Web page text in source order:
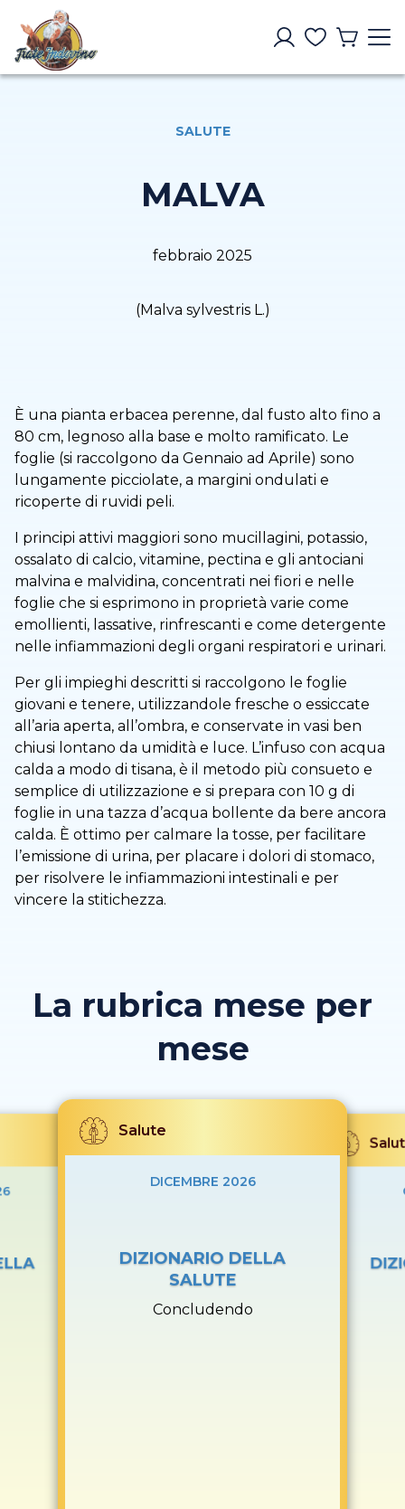
SALUTE
MALVA
febbraio 2025
(Malva sylvestris L.)
È una pianta erbacea perenne, dal fusto alto fino a
80 cm, legnoso alla base e molto ramificato. Le
foglie (si raccolgono da Gennaio ad Aprile) sono
lungamente picciolate, a margini ondulati e
ricoperte di ruvidi peli.
I principi attivi maggiori sono mucillagini, potassio,
ossalato di calcio, vitamine, pectina e gli antociani
malvina e malvidina, concentrati nei fiori e nelle
foglie che si esprimono in proprietà varie come
emollienti, lassative, rinfrescanti e come detergente
nelle infiammazioni degli organi respiratori e urinari.
Per gli impieghi descritti si raccolgono le foglie
giovani e tenere, utilizzandole fresche o essiccate
all’aria aperta, all’ombra, e conservate in vasi ben
chiusi lontano da umidità e luce. L’infuso con acqua
calda a modo di tisana, è il metodo più consueto e
semplice di utilizzazione e si prepara con 10 g di
foglie in una tazza d’acqua bollente da bere ancora
calda. È ottimo per calmare la tosse, per facilitare
l’emissione di urina, per placare i dolori di stomaco,
per risolvere le infiammazioni intestinali e per
vincere la stitichezza.
La rubrica mese per
mese
Salute
DICEMBRE 2026
DIZIONARIO DELLA
SALUTE
Concludendo